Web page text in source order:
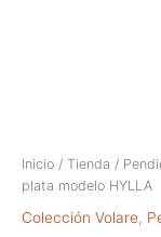
Inicio / Tienda /
plata modelo HYLLA
Colección Volare